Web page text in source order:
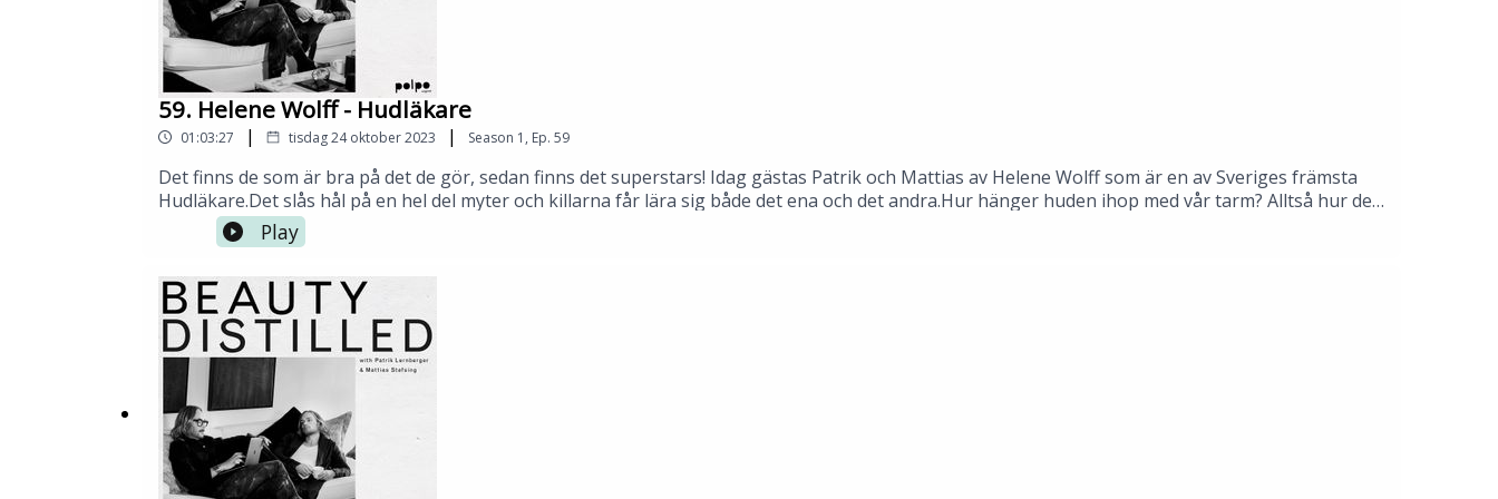
59. Helene Wolff - Hudläkare
01:03:27 | tisdag 24 oktober 2023 | Season 1 , Ep. 59
Det finns de som är bra på det de gör, sedan finns det superstars! Idag gästas Patrik och Mattias av Helene Wolff som är en av Sveriges främsta
Hudläkare.Det slås hål på en hel del myter och killarna får lära sig både det ena och det andra.Hur hänger huden ihop med vår tarm? Alltså hur det
vi äter och hur vi stressar visar sig på hudens tillstånd.Hudens värsta fiende solen debatteras.Hudläkare tar även hand om könssjukdomar, hur
kommer det sig?Sträng är hon men samtidigt väldigt hoppingivande! Det finns hjälp att få.Lyssna på detta lärorika samtal om kroppens största
organ, huden!Med: Patrik Lernberger & Mattias StafsingProduktionsbolag: polpo playwww.polpoplay.com
Play